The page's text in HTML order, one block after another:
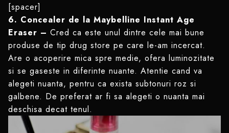
[spacer]
6. Concealer de la Maybelline Instant Age
Eraser – Cred ca este unul dintre cele mai bune
produse de tip drug store pe care le-am incercat.
Are o acoperire mica spre medie, ofera luminozitate
si se gaseste in diferinte nuante. Atentie cand va
alegeti nuanta, pentru ca exista subtonuri roz si
galbene. De preferat ar fi sa alegeti o nuanta mai
deschisa decat tenul.